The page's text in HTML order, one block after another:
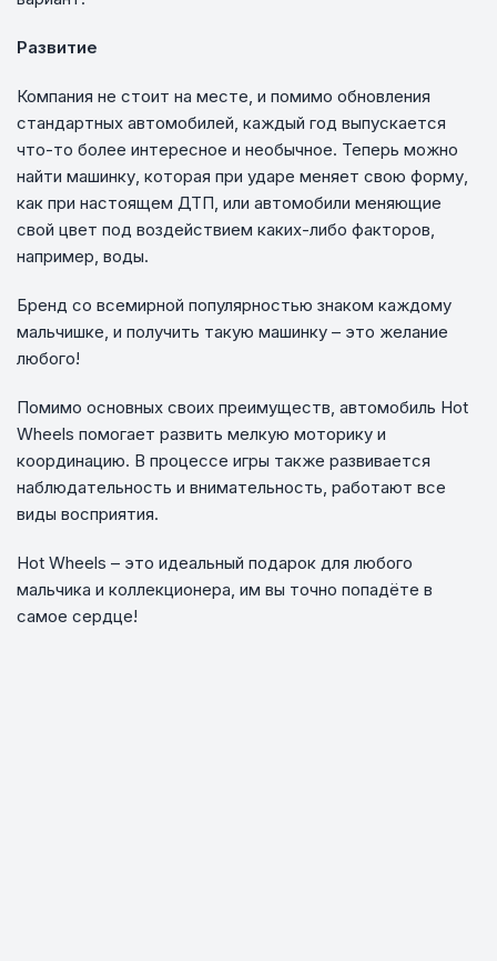
Развитие
Компания не стоит на месте, и помимо обновления
стандартных автомобилей, каждый год выпускается
что-то более интересное и необычное. Теперь можно
найти машинку, которая при ударе меняет свою форму,
как при настоящем ДТП, или автомобили меняющие
свой цвет под воздействием каких-либо факторов,
например, воды.
Бренд со всемирной популярностью знаком каждому
мальчишке, и получить такую машинку – это желание
любого!
Помимо основных своих преимуществ, автомобиль Hot
Wheels помогает развить мелкую моторику и
координацию. В процессе игры также развивается
наблюдательность и внимательность, работают все
виды восприятия.
Hot Wheels – это идеальный подарок для любого
мальчика и коллекционера, им вы точно попадёте в
самое сердце!